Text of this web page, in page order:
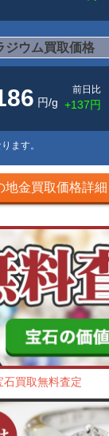
ジウム買取価格
円/g
前日比
+137円
ます。
地金買取価格詳細
石買取無料査定